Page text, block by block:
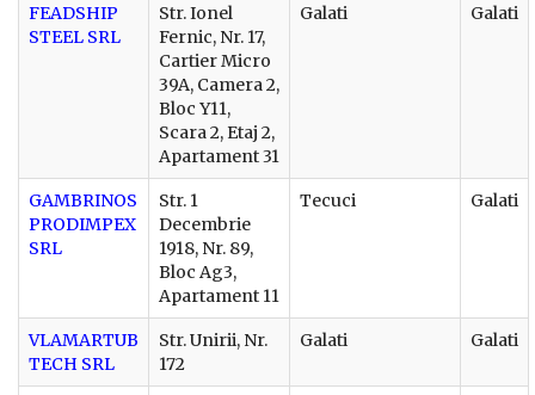
FEADSHIP
STEEL SRL
Str. Ionel
Fernic, Nr. 17,
Cartier Micro
39A, Camera 2,
Bloc Y11,
Scara 2, Etaj 2,
Apartament 31
Galati Galati
GAMBRINOS
PRODIMPEX
SRL
Str. 1
Decembrie
1918, Nr. 89,
Bloc Ag3,
Apartament 11
Tecuci Galati
VLAMARTUB
TECH SRL
Str. Unirii, Nr.
172
Galati Galati